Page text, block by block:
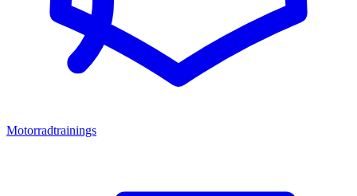
Motorradtrainings